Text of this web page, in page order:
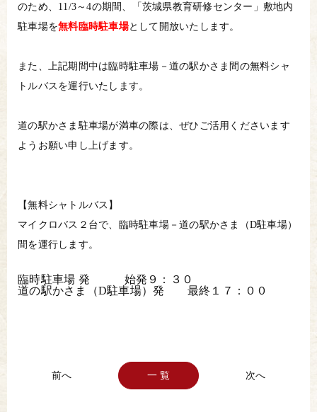
のため、11/3～4の期間、「茨城県教育研修センター」敷地内
駐車場を無料臨時駐車場として開放いたします。
また、上記期間中は臨時駐車場－道の駅かさま間の無料シャ
トルバスを運行いたします。
道の駅かさま駐車場が満車の際は、ぜひご活用くださいます
ようお願い申し上げます。
【無料シャトルバス】
マイクロバス２台で、臨時駐車場－道の駅かさま（D駐車場）
間を運行します。
臨時駐車場 発 始発９：３０
道の駅かさま（D駐車場）発 最終１７：００
一 覧